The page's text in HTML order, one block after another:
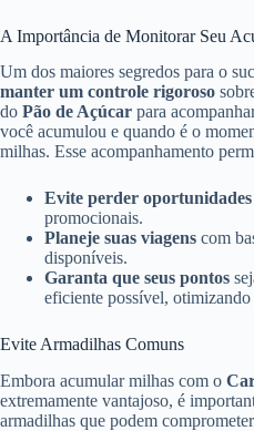
A Importância de Monitorar Seu
Um dos maiores segredos para o
manter um controle rigoroso
do Pão de Açúcar para
você acumulou e quando é o
milhas. Esse acompanhamento
Evite perder oportunidades
promocionais.
Planeje suas viagens com
disponíveis.
Garanta que seus pontos
eficiente possível,
Evite Armadilhas Comuns
Embora acumular milhas com o
extremamente vantajoso, é
armadilhas que podem